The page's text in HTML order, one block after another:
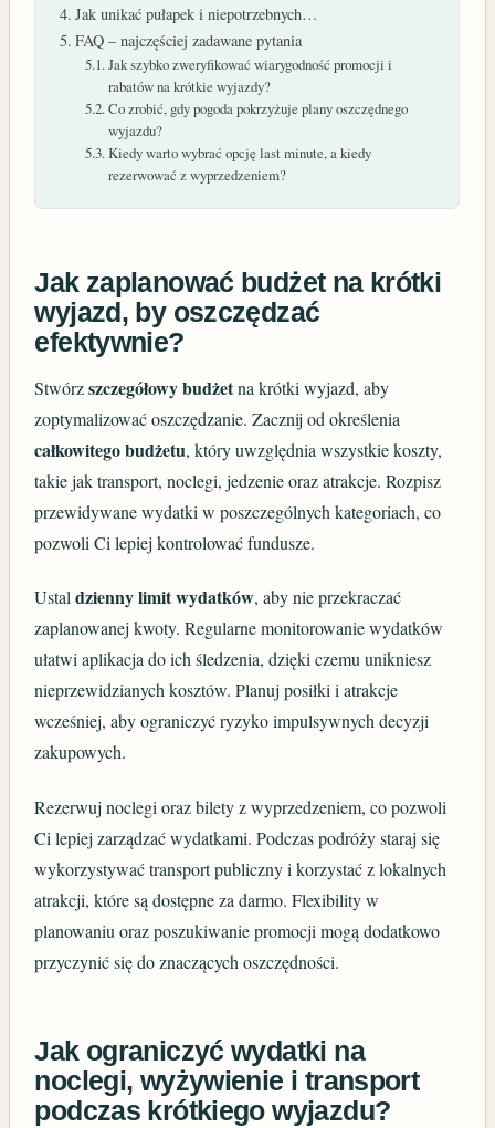
Jak unikać pułapek i niepotrzebnych…
FAQ – najczęściej zadawane pytania
Jak szybko zweryfikować wiarygodność promocji i
rabatów na krótkie wyjazdy?
Co zrobić, gdy pogoda pokrzyżuje plany oszczędnego
wyjazdu?
Kiedy warto wybrać opcję last minute, a kiedy
rezerwować z wyprzedzeniem?
Jak zaplanować budżet na krótki
wyjazd, by oszczędzać
efektywnie?
Stwórzszczegółowy budżetna krótki wyjazd, aby
zoptymalizować oszczędzanie. Zacznij od określenia
całkowitego budżetu, który uwzględnia wszystkie koszty,
takie jak transport, noclegi, jedzenie oraz atrakcje. Rozpisz
przewidywane wydatki w poszczególnych kategoriach, co
pozwoli Ci lepiej kontrolować fundusze.
Ustaldzienny limit wydatków, aby nie przekraczać
zaplanowanej kwoty. Regularne monitorowanie wydatków
ułatwi aplikacja do ich śledzenia, dzięki czemu unikniesz
nieprzewidzianych kosztów. Planuj posiłki i atrakcje
wcześniej, aby ograniczyć ryzyko impulsywnych decyzji
zakupowych.
Rezerwuj noclegi oraz bilety z wyprzedzeniem, co pozwoli
Ci lepiej zarządzać wydatkami. Podczas podróży staraj się
wykorzystywać transport publiczny i korzystać z lokalnych
atrakcji, które są dostępne za darmo. Flexibility w
planowaniu oraz poszukiwanie promocji mogą dodatkowo
przyczynić się do znaczących oszczędności.
Jak ograniczyć wydatki na
noclegi, wyżywienie i transport
podczas krótkiego wyjazdu?